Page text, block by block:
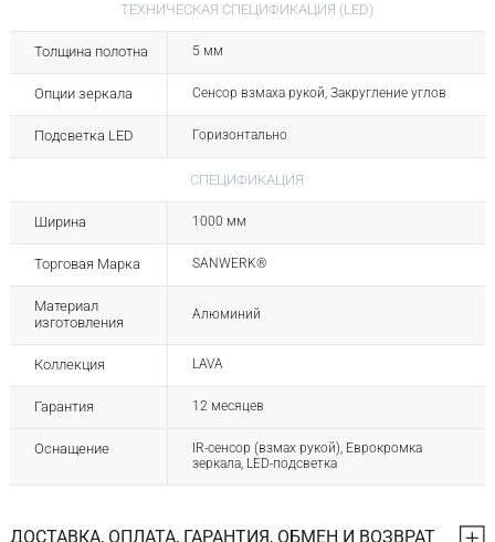
ТЕХНИЧЕСКАЯ СПЕЦИФИКАЦИЯ (LED)
Толщина полотна 5 мм
Опции зеркала Сенсор взмаха рукой, Закругление углов
Подсветка LED Горизонтально
СПЕЦИФИКАЦИЯ
Ширина 1000 мм
Торговая Марка SANWERK®
Материал
изготовления
Алюминий
Коллекция LAVA
Гарантия 12 месяцев
Оснащение
IR-сенсор (взмах рукой), Еврокромка
зеркала, LED-подсветка
ДОСТАВКА, ОПЛАТА, ГАРАНТИЯ, ОБМЕН И ВОЗВРАТ